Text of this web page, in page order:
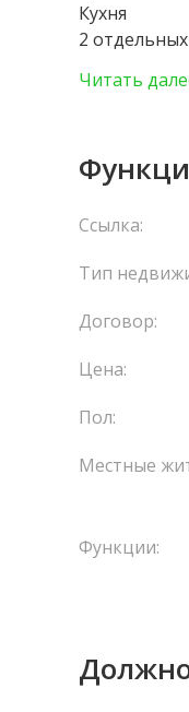
Кухня
2
Читать
Ссылка:
Тип
Договор:
Цена:
Пол:
Местные
Функции: